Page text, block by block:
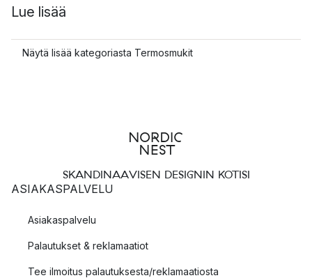
Lue lisää
Näytä lisää kategoriasta Termosmukit
SKANDINAAVISEN DESIGNIN KOTISI
ASIAKASPALVELU
Asiakaspalvelu
Palautukset & reklamaatiot
Tee ilmoitus palautuksesta/reklamaatiosta